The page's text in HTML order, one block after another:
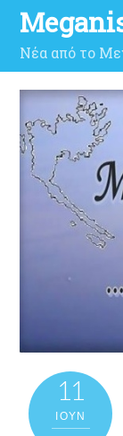
Νέα από το
11
ΙΟΎΝ